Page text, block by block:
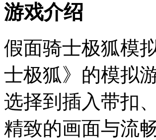
游戏介绍
假面骑士极狐模
士极狐》的模拟
选择到插入带扣
精致的画面与流